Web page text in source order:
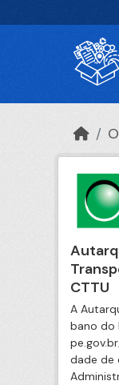
CTTU
A
bano do
dade de